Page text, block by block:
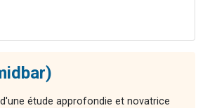
étude approfondie et novatrice